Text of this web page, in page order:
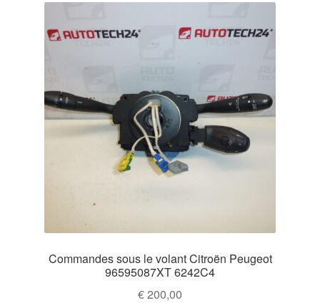
Commandes sous le volant Citroën Peugeot
96595087XT 6242C4
€200,00